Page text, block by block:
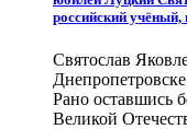
российский учёный,
Святослав
Рано оставшись
Великой